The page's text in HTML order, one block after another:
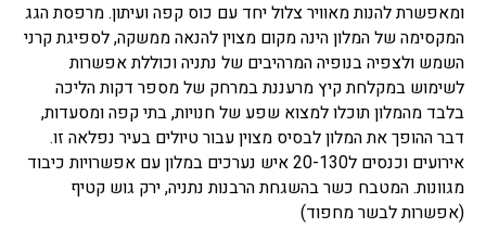
ומאפשרת להנות מאוויר צלול יחד עם כוס קפה ועיתון. מרפסת הגג
המקסימה של המלון הינה מקום מצוין להנאה ממשקה, לספיגת קרני
השמש ולצפיה בנופיה המרהיבים של נתניה וכוללת אפשרות
לשימוש במקלחת קיץ מרעננת במרחק של מספר דקות הליכה
בלבד מהמלון תוכלו למצוא שפע של חנויות, בתי קפה ומסעדות,
דבר ההופך את המלון לבסיס מצוין עבור טיולים בעיר נפלאה זו.
אירועים וכנסים ל20-130 איש נערכים במלון עם אפשרויות כיבוד
מגוונות. המטבח כשר בהשגחת הרבנות נתניה, ירק גוש קטיף
(אפשרות לבשר מחפוד)